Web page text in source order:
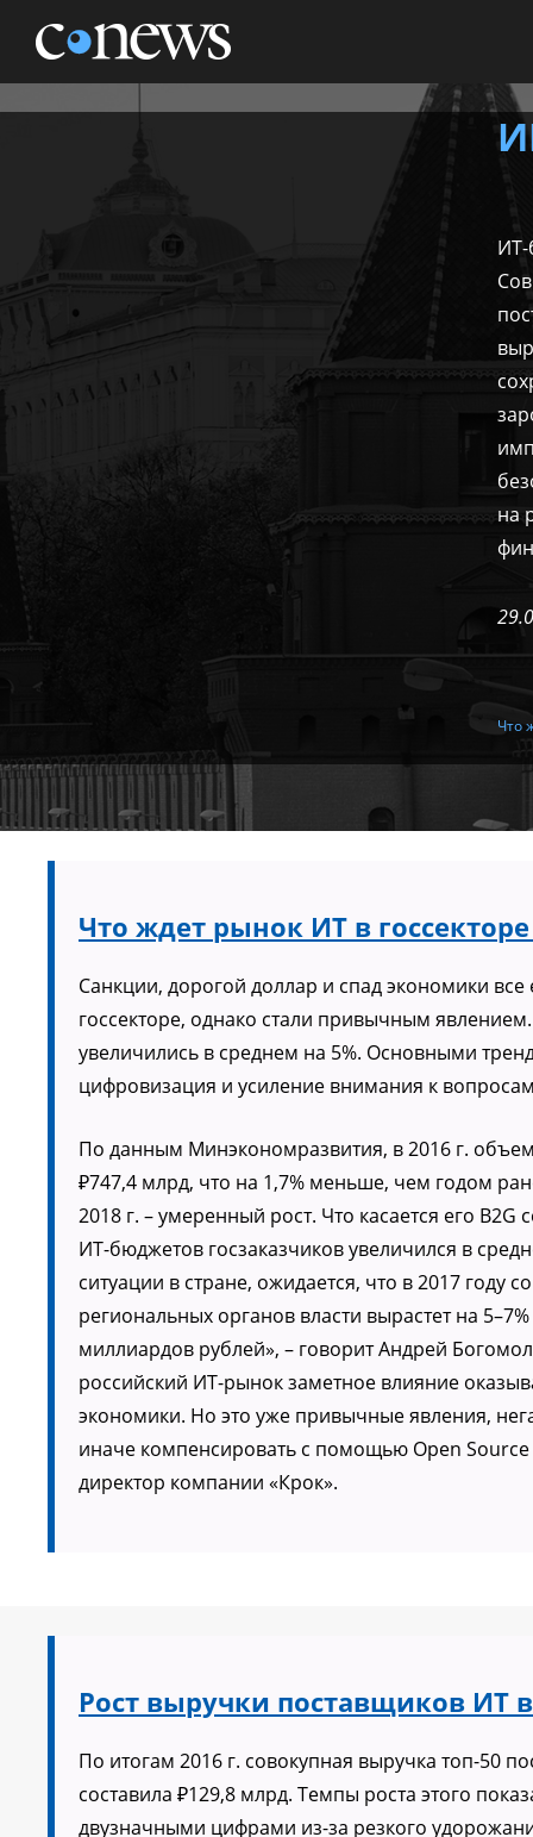
КОНФЕРЕНЦИИ
ИТ-
на
Что
Что ждет рынок ИТ в
Санкции, дорогой доллар и спад экономики
госсекторе, однако стали привычным
увеличились в среднем на 5%. Основными
цифровизация и усиление внимания к
По данным Минэкономразвития, в 2016 г.
₽747,4 млрд, что на 1,7% меньше, чем годом
2018 г. – умеренный рост. Что касается его
ИТ-бюджетов госзаказчиков увеличился в
ситуации в стране, ожидается, что в 2017
региональных органов власти вырастет на
миллиардов рублей», – говорит Андрей
российский ИТ-рынок заметное влияние
экономики. Но это уже привычные явления,
иначе компенсировать с помощью Open
директор компании «Крок».
Рост выручки поставщиков ИТ
По итогам 2016 г. совокупная выручка топ-50
составила ₽129,8 млрд. Темпы роста этого
двузначными цифрами из-за резкого